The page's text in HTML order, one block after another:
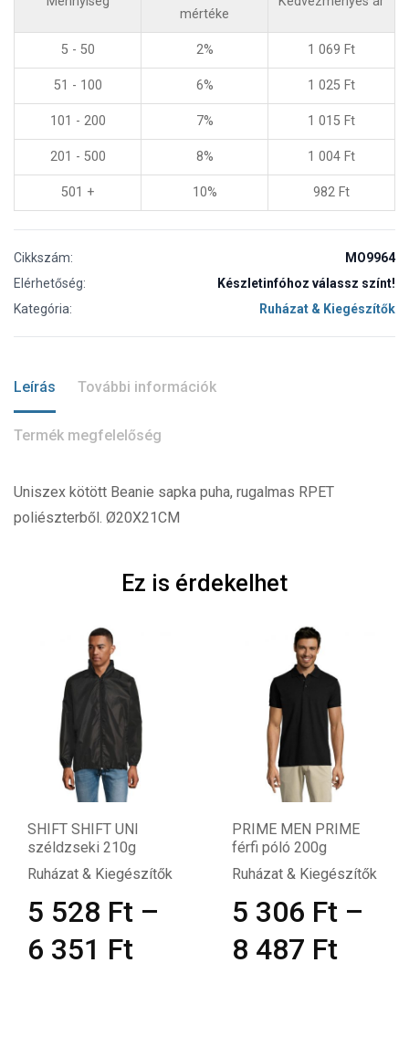
mértéke
5 - 50 2% 1 069 Ft
51 - 100 6% 1 025 Ft
101 - 200 7% 1 015 Ft
201 - 500 8% 1 004 Ft
501 + 10% 982 Ft
Cikkszám:
MO9964
Elérhetőség:
Készletinfóhoz válassz színt!
Kategória:
Ruházat & Kiegészítők
Leírás További információk
Termék megfelelőség
Uniszex kötött Beanie sapka puha, rugalmas RPET
poliészterből. Ø20X21CM
Ez is érdekelhet
SHIFT SHIFT UNI
széldzseki 210g
Ruházat & Kiegészítők
5 528 Ft –
6 351 Ft
PRIME MEN PRIME
férfi póló 200g
Ruházat & Kiegészítők
5 306 Ft –
8 487 Ft